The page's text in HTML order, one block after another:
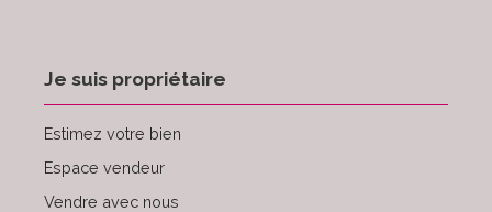
Je suis propriétaire
Estimez votre bien
Espace vendeur
Vendre avec nous